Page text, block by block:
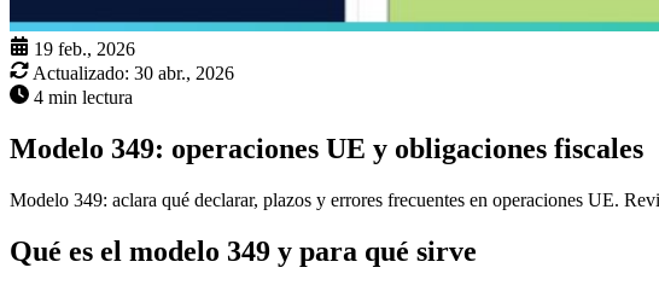
19 feb., 2026
Actualizado: 30 abr., 2026
4 min lectura
Modelo 349: operaciones UE y obligaciones fiscales
Modelo 349: aclara qué declarar, plazos y errores frecuentes en operaciones UE.
Qué es el modelo 349 y para qué sirve